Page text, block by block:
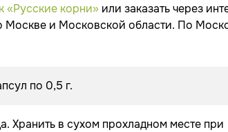
«Русские корни» или заказать через
Москве и Московской области. По
по 0,5 г.
Хранить в сухом прохладном месте при